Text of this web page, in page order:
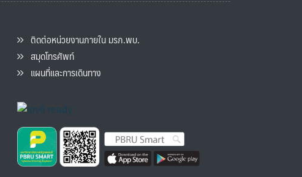
ติดต่อหน่วยงานภายใน มรภ.พบ.
สมุดโทรศัพท์
แผนที่และการเดินทาง